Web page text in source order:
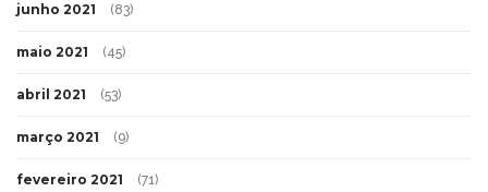
junho 2021 (83)
maio 2021 (45)
abril 2021 (53)
março 2021 (9)
fevereiro 2021 (71)